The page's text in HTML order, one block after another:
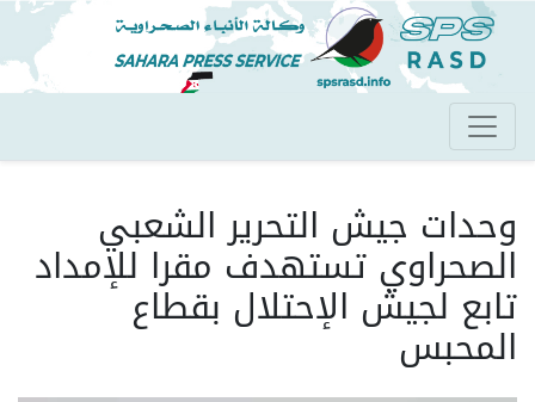
تجاوز
إلى
المحتوى
الرئيسي
وحدات جيش التحرير الشعبي
الصحراوي تستهدف مقرا للإمداد
تابع لجيش الإحتلال بقطاع
المحبس